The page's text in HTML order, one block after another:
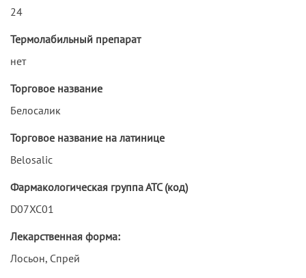
24
Термолабильный препарат
нет
Торговое название
Белосалик
Торговое название на латинице
Belosalic
Фармакологическая группа АТС (код)
D07XC01
Лекарственная форма:
Лосьон, Спрей